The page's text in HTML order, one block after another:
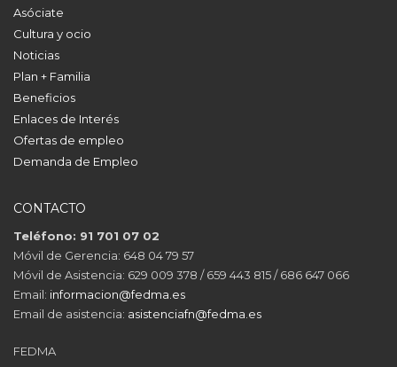
Asóciate
Cultura y ocio
Noticias
Plan + Familia
Beneficios
Enlaces de Interés
Ofertas de empleo
Demanda de Empleo
CONTACTO
Teléfono: 91 701 07 02
Móvil de Gerencia: 648 04 79 57
Móvil de Asistencia: 629 009 378 / 659 443 815 / 686 647 066
Email: informacion@fedma.es
Email de asistencia: asistenciafn@fedma.es
FEDMA